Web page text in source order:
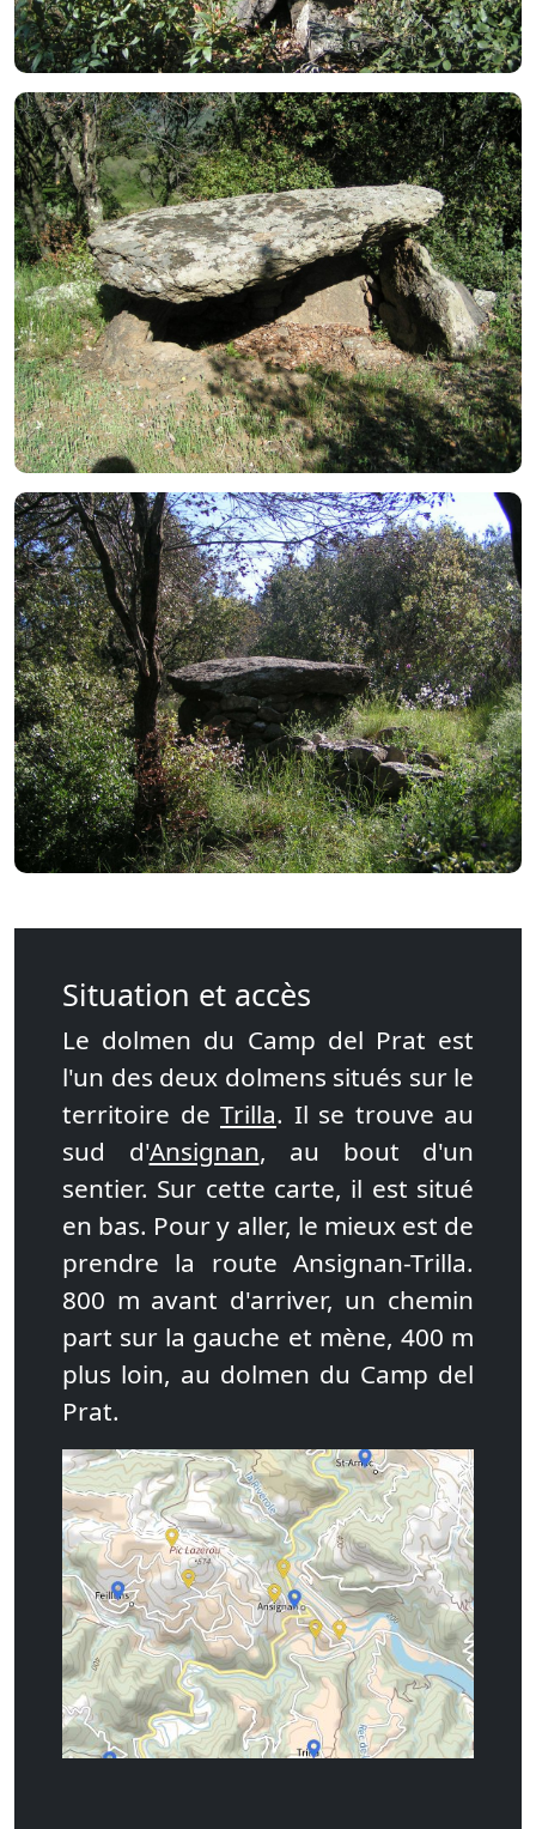
Situation et accès
Le dolmen du Camp del Prat est
l'un des deux dolmens situés sur le
territoire de Trilla. Il se trouve au
sud d'Ansignan, au bout d'un
sentier. Sur cette carte, il est situé
en bas. Pour y aller, le mieux est de
prendre la route Ansignan-Trilla.
800 m avant d'arriver, un chemin
part sur la gauche et mène, 400 m
plus loin, au dolmen du Camp del
Prat.